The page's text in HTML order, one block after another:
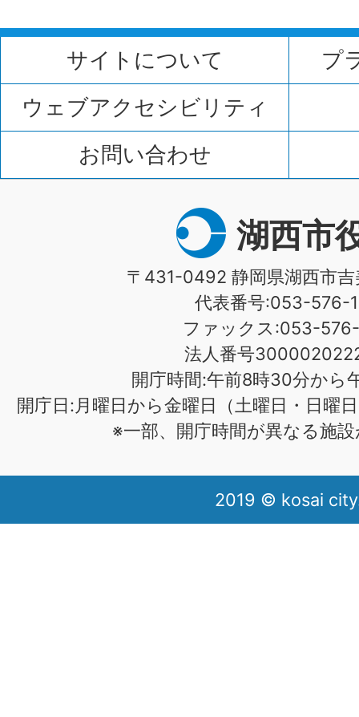
サイトについて
プ
ウェブアクセシビリティ
お問い合わせ
湖西市
〒431-0492 静岡県湖西市
代表番号:053-576-
ファックス:053-576-
法人番号
開庁時間:午前8時30分から
開庁日:月曜日から金曜日（土曜日・日曜
※一部、開庁時間が異なる施
2019 © kosai